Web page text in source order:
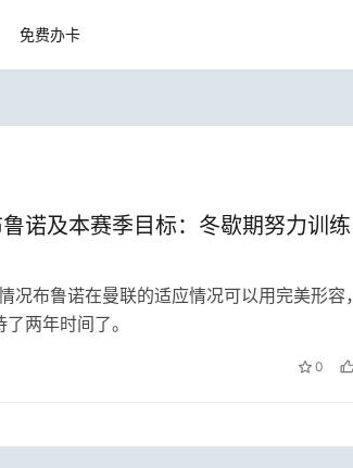
免费办卡
诺及本赛季目标：冬歇期努力训练
况布鲁诺在曼联的适应情况可以用完美形容，
两年时间了。
0